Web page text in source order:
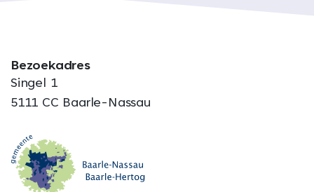
Bezoekadres
Singel 1
5111 CC Baarle-Nassau